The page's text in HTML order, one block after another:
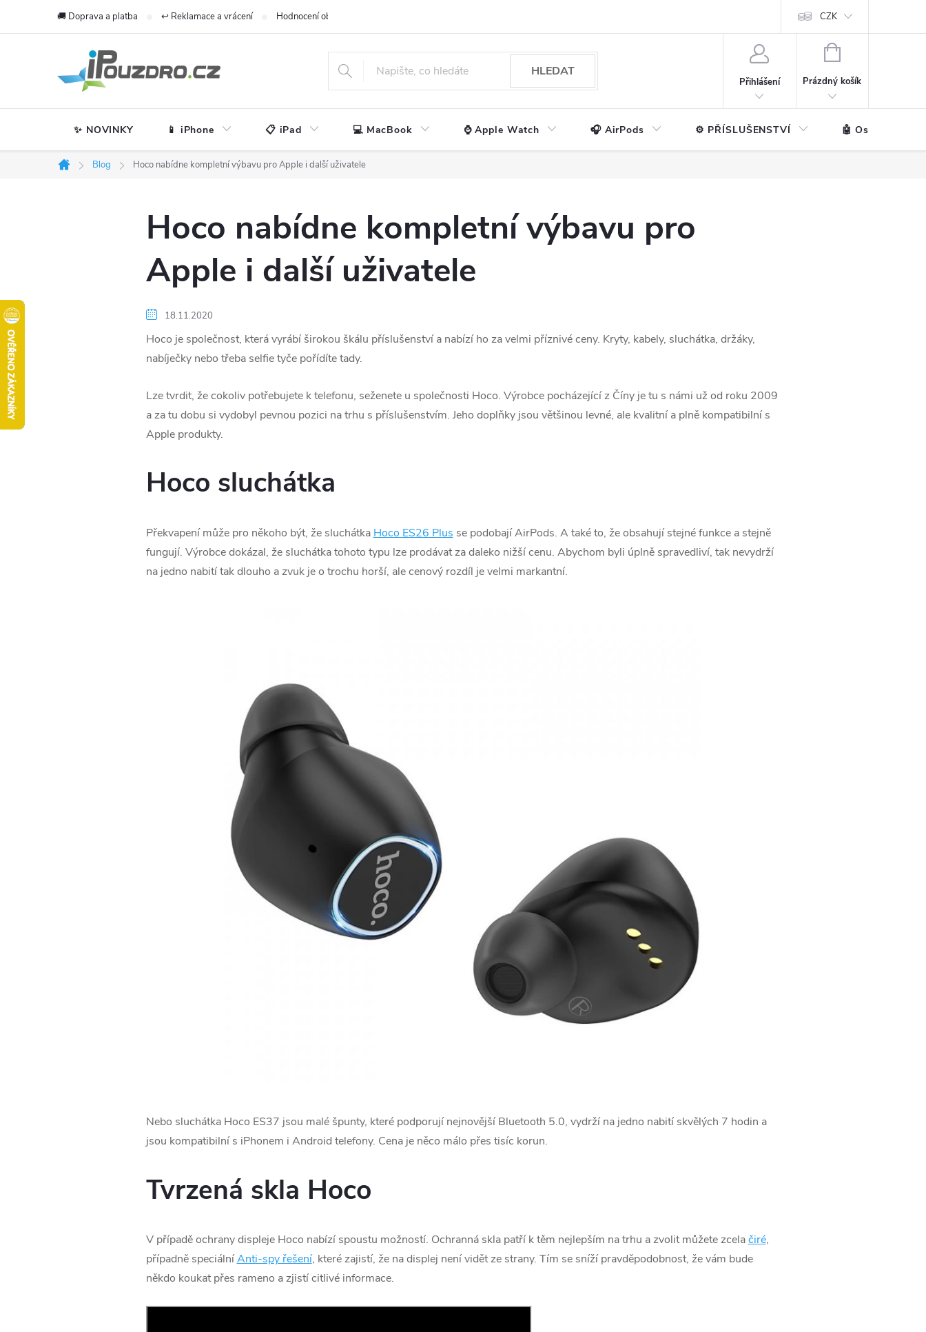
🚚 Doprava a platba ↩️ Reklamace a vrácení Hodnocení obchodu CZK
HLEDAT
Přihlášení
NÁKUPNÍ
Prázdný košík
✨ NOVINKY 📱 iPhone 📋 iPad 💻 MacBook ⌚ Apple Watch 🎧 AirPods ⚙️ PŘÍSLUŠENSTVÍ 🤖 Ostatní
Domů
Blog Hoco nabídne kompletní výbavu pro Apple i další uživatele
Hoco nabídne kompletní výbavu pro
Apple i další uživatele
18.11.2020
Hoco je společnost, která vyrábí širokou škálu příslušenství a nabízí ho za velmi příznivé ceny. Kryty, kabely, sluchátka, držáky,
nabíječky nebo třeba selfie tyče pořídíte tady.
Lze tvrdit, že cokoliv potřebujete k telefonu, seženete u společnosti Hoco. Výrobce pocházející z Číny je tu s námi už od roku 2009
a za tu dobu si vydobyl pevnou pozici na trhu s příslušenstvím. Jeho doplňky jsou většinou levné, ale kvalitní a plně kompatibilní s
Apple produkty.
Hoco sluchátka
Překvapení může pro někoho být, že sluchátka Hoco ES26 Plus se podobají AirPods. A také to, že obsahují stejné funkce a stejně
fungují. Výrobce dokázal, že sluchátka tohoto typu lze prodávat za daleko nižší cenu. Abychom byli úplně spravedliví, tak nevydrží
na jedno nabití tak dlouho a zvuk je o trochu horší, ale cenový rozdíl je velmi markantní.
Nebo sluchátka Hoco ES37 jsou malé špunty, které podporují nejnovější Bluetooth 5.0, vydrží na jedno nabití skvělých 7 hodin a
jsou kompatibilní s iPhonem i Android telefony. Cena je něco málo přes tisíc korun.
Tvrzená skla Hoco
V případě ochrany displeje Hoco nabízí spoustu možností. Ochranná skla patří k těm nejlepším na trhu a zvolit můžete zcelačiré,
případně speciálníAnti-spy řešení, které zajistí, že na displej není vidět ze strany. Tím se sníží pravděpodobnost, že vám bude
někdo koukat přes rameno a zjistí citlivé informace.